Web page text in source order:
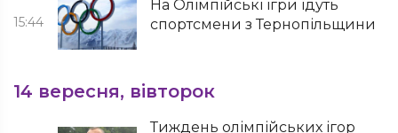
15:44
На Олімпійські ігри їдуть
спортсмени з Тернопільщини
14 вересня, вівторок
Тиждень олімпійських ігор